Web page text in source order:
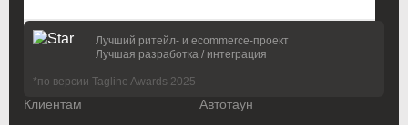
Лучший ритейл- и ecommerce-проект
Лучшая разработка / интеграция
*по версии Tagline Awards 2025
На основании
Клиентам
Автотаун
SsangYong
SsangYong